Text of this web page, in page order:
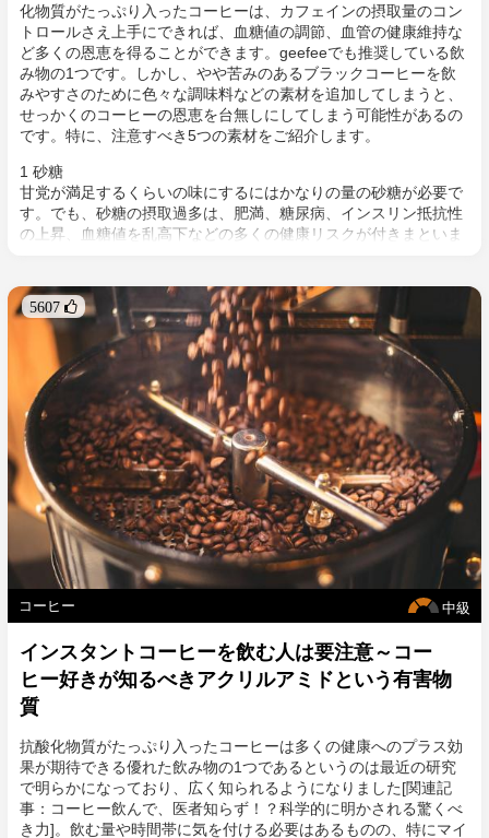
化物質がたっぷり入ったコーヒーは、カフェインの摂取量のコン
トロールさえ上手にできれば、血糖値の調節、血管の健康維持な
ど多くの恩恵を得ることができます。geefeeでも推奨している飲
み物の1つです。しかし、やや苦みのあるブラックコーヒーを飲
みやすさのために色々な調味料などの素材を追加してしまうと、
せっかくのコーヒーの恩恵を台無しにしてしまう可能性があるの
です。特に、注意すべき5つの素材をご紹介します。
1 砂糖
甘党が満足するくらいの味にするにはかなりの量の砂糖が必要で
す。でも、砂糖の摂取過多は、肥満、糖尿病、インスリン抵抗性
の上昇、血糖値を乱高下などの多くの健康リスクが付きまといま
もし入れるなら？
どうしても甘めのコーヒーを飲みたいのであれば、こちらの甘味
料マップの＜グリーン＞に列挙された比較的安全と考えられる甘
味料を参考にしましょう。
[関連記事：砂糖依存症から抜け出せ！30日間砂糖絶ちプログラ
ム]
5607 
中級
コーヒー
インスタントコーヒーを飲む人は要注意～コー
ヒー好きが知るべきアクリルアミドという有害物
質
抗酸化物質がたっぷり入ったコーヒーは多くの健康へのプラス効
果が期待できる優れた飲み物の1つであるというのは最近の研究
で明らかになっており、広く知られるようになりました[関連記
事：コーヒー飲んで、医者知らず！？科学的に明かされる驚くべ
き力]。飲む量や時間帯に気を付ける必要はあるものの、特にマイ